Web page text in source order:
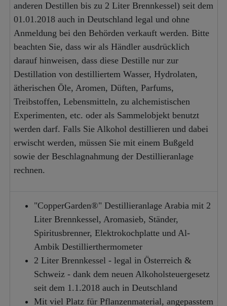
anderen Destillen bis zu 2 Liter Brennkessel) seit dem
01.01.2018 auch in Deutschland legal und ohne
Anmeldung bei den Behörden verkauft werden. Bitte
beachten Sie, dass wir als Händler ausdrücklich
darauf hinweisen, dass diese Destille nur zur
Destillation von destilliertem Wasser, Hydrolaten,
ätherischen Öle, Aromen, Düften, Parfums,
Treibstoffen, Lebensmitteln, zu alchemistischen
Experimenten, etc. oder als Sammelobjekt benutzt
werden darf. Falls Sie Alkohol destillieren und dabei
erwischt werden, müssen Sie mit einem Bußgeld
sowie der Beschlagnahmung der Destillieranlage
rechnen.
"CopperGarden®" Destillieranlage Arabia mit 2
Liter Brennkessel, Aromasieb, Ständer,
Spiritusbrenner, Elektrokochplatte und Al-
Ambik Destillierthermometer
2 Liter Brennkessel - legal in Österreich &
Schweiz - dank dem neuen Alkoholsteuergesetz
seit dem 1.1.2018 auch in Deutschland
Mit viel Platz für Pflanzenmaterial, angepasstem